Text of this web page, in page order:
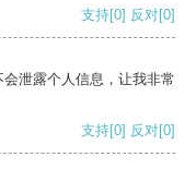
支持[0] 反对[0]
泄露个人信息，让我非常
支持[0] 反对[0]